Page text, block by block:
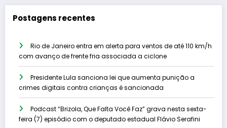
Postagens recentes
Rio de Janeiro entra em alerta para ventos de até 110 km/h
com avanço de frente fria associada a ciclone
Presidente Lula sanciona lei que aumenta punição a
crimes digitais contra crianças é sancionada
Podcast “Brizola, Que Falta Você Faz” grava nesta sexta-
feira (7) episódio com o deputado estadual Flávio Serafini